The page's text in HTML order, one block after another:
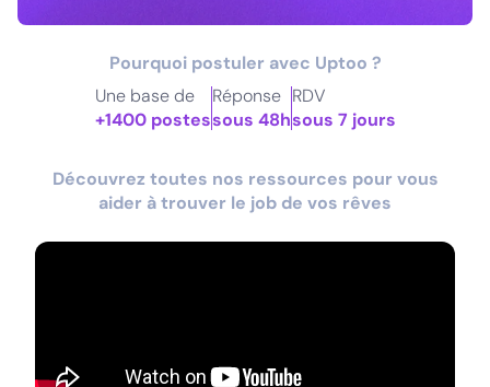
Pourquoi postuler avec Uptoo ?
Une base de
+1400 postes
Réponse
sous 48h
RDV
sous 7 jours
Découvrez toutes nos ressources pour vous
aider à trouver le job de vos rêves